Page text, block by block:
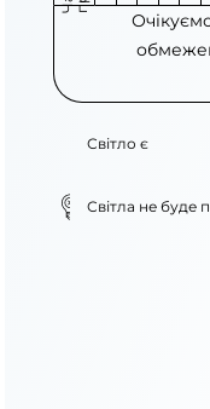
Світло є
Світла не буде